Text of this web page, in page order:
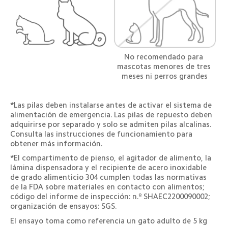
No recomendado para
mascotas menores de tres
meses ni perros grandes
*Las pilas deben instalarse antes de activar el sistema de
alimentación de emergencia. Las pilas de repuesto deben
adquirirse por separado y solo se admiten pilas alcalinas.
Consulta las instrucciones de funcionamiento para
obtener más información.
*El compartimento de pienso, el agitador de alimento, la
lámina dispensadora y el recipiente de acero inoxidable
de grado alimenticio 304 cumplen todas las normativas
de la FDA sobre materiales en contacto con alimentos;
código del informe de inspección: n.º SHAEC2200090002;
organización de ensayos: SGS.
El ensayo toma como referencia un gato adulto de 5 kg